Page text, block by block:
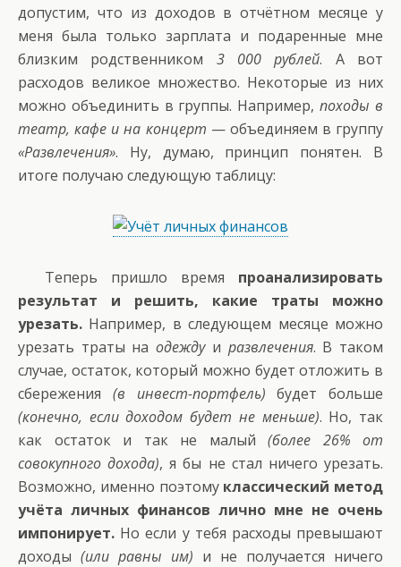
допустим, что из доходов в отчётном месяце у
меня была только зарплата и подаренные мне
близким родственником 3 000 рублей. А вот
расходов великое множество. Некоторые из них
можно объединить в группы. Например,походы в
театр, кафе и на концерт — объединяем в группу
«Развлечения». Ну, думаю, принцип понятен. В
итоге получаю следующую таблицу:
Теперь пришло время проанализировать
результат и решить, какие траты можно
урезать. Например, в следующем месяце можно
урезать траты наодеждуи развлечения. В таком
случае, остаток, который можно будет отложить в
сбережения (в инвест-портфель) будет больше
(конечно, если доходом будет не меньше). Но, так
как остаток и так не малый (более 26% от
совокупного дохода), я бы не стал ничего урезать.
Возможно, именно поэтому классический метод
учёта личных финансов лично мне не очень
импонирует. Но если у тебя расходы превышают
доходы (или равны им) и не получается ничего